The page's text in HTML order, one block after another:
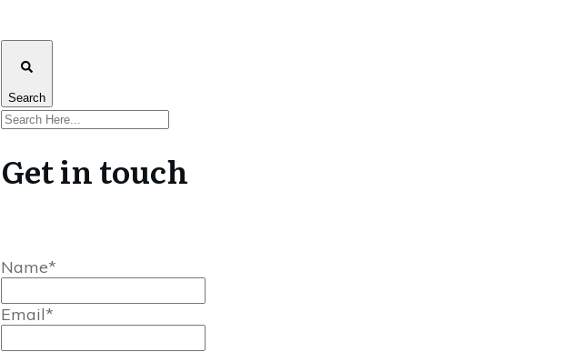
Search
Get in touch
Name*
Email*